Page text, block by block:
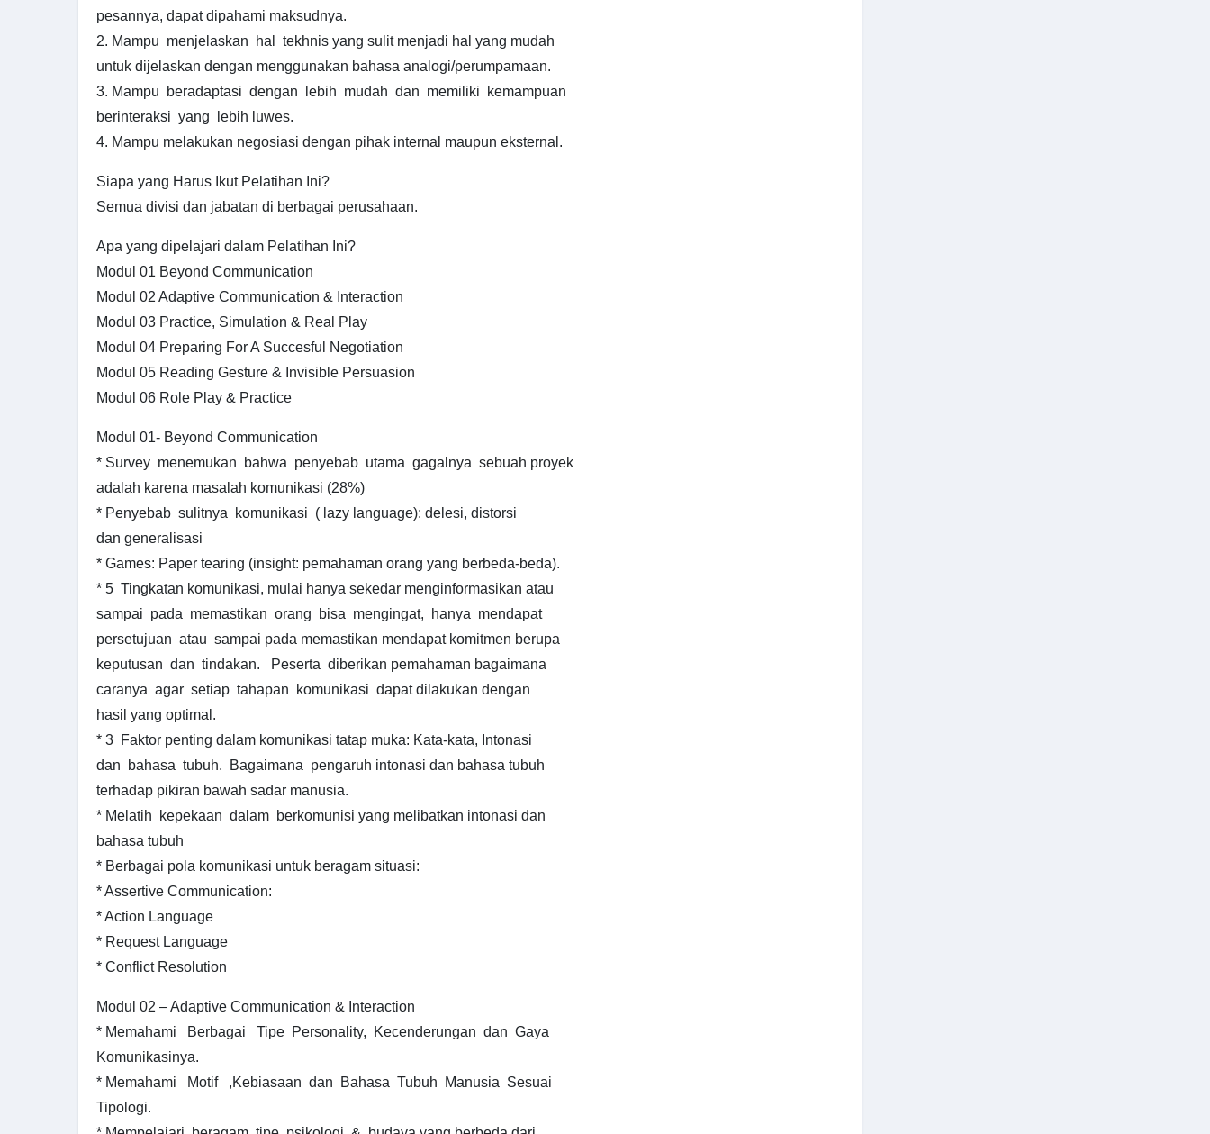
pesannya, dapat dipahami maksudnya.
2. Mampu menjelaskan hal tekhnis yang sulit menjadi hal yang mudah
untuk dijelaskan dengan menggunakan bahasa analogi/perumpamaan.
3. Mampu beradaptasi dengan lebih mudah dan memiliki kemampuan
berinteraksi yang lebih luwes.
4. Mampu melakukan negosiasi dengan pihak internal maupun eksternal.
Siapa yang Harus Ikut Pelatihan Ini?
Semua divisi dan jabatan di berbagai perusahaan.
Apa yang dipelajari dalam Pelatihan Ini?
Modul 01 Beyond Communication
Modul 02 Adaptive Communication & Interaction
Modul 03 Practice, Simulation & Real Play
Modul 04 Preparing For A Succesful Negotiation
Modul 05 Reading Gesture & Invisible Persuasion
Modul 06 Role Play & Practice
Modul 01- Beyond Communication
* Survey menemukan bahwa penyebab utama gagalnya sebuah proyek
adalah karena masalah komunikasi (28%)
* Penyebab sulitnya komunikasi ( lazy language): delesi, distorsi
dan generalisasi
* Games: Paper tearing (insight: pemahaman orang yang berbeda-beda).
* 5 Tingkatan komunikasi, mulai hanya sekedar menginformasikan atau
sampai pada memastikan orang bisa mengingat, hanya mendapat
persetujuan atau sampai pada memastikan mendapat komitmen berupa
keputusan dan tindakan. Peserta diberikan pemahaman bagaimana
caranya agar setiap tahapan komunikasi dapat dilakukan dengan
hasil yang optimal.
* 3 Faktor penting dalam komunikasi tatap muka: Kata-kata, Intonasi
dan bahasa tubuh. Bagaimana pengaruh intonasi dan bahasa tubuh
terhadap pikiran bawah sadar manusia.
* Melatih kepekaan dalam berkomunisi yang melibatkan intonasi dan
bahasa tubuh
* Berbagai pola komunikasi untuk beragam situasi:
* Assertive Communication:
* Action Language
* Request Language
* Conflict Resolution
Modul 02 – Adaptive Communication & Interaction
* Memahami Berbagai Tipe Personality, Kecenderungan dan Gaya
Komunikasinya.
* Memahami Motif ,Kebiasaan dan Bahasa Tubuh Manusia Sesuai
Tipologi.